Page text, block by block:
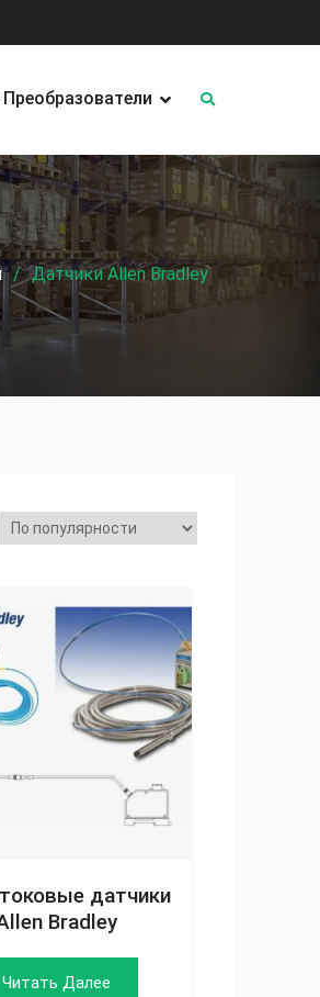
Датчики Allen Bradley
датчики
Bradley
Читать Далее